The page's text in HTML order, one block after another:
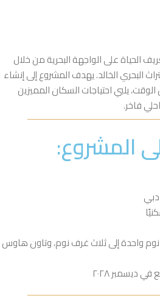
الحياة على الواجهة البحرية من خلال
البحري الخالد. يهدف المشروع إلى إنشاء
يلبي احتياجات السكان المميزين
فاخر.
المشروع:
دبي
واحدة إلى ثلاث غرف نوم، وتاون هاوس
ديسمبر ٢٠٢٨